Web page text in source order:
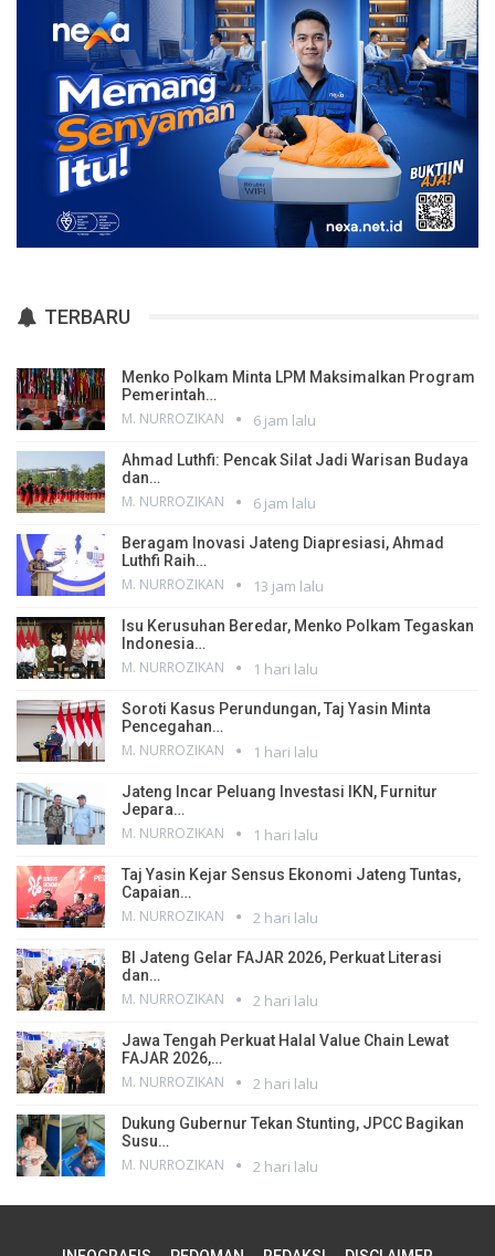
TERBARU
Menko Polkam Minta LPM Maksimalkan Program
Pemerintah…
M. NURROZIKAN 6 jam lalu
Ahmad Luthfi: Pencak Silat Jadi Warisan Budaya
dan…
M. NURROZIKAN 6 jam lalu
Beragam Inovasi Jateng Diapresiasi, Ahmad
Luthfi Raih…
M. NURROZIKAN 13 jam lalu
Isu Kerusuhan Beredar, Menko Polkam Tegaskan
Indonesia…
M. NURROZIKAN 1 hari lalu
Soroti Kasus Perundungan, Taj Yasin Minta
Pencegahan…
M. NURROZIKAN 1 hari lalu
Jateng Incar Peluang Investasi IKN, Furnitur
Jepara…
M. NURROZIKAN 1 hari lalu
Taj Yasin Kejar Sensus Ekonomi Jateng Tuntas,
Capaian…
M. NURROZIKAN 2 hari lalu
BI Jateng Gelar FAJAR 2026, Perkuat Literasi
dan…
M. NURROZIKAN 2 hari lalu
Jawa Tengah Perkuat Halal Value Chain Lewat
FAJAR 2026,…
M. NURROZIKAN 2 hari lalu
Dukung Gubernur Tekan Stunting, JPCC Bagikan
Susu…
M. NURROZIKAN 2 hari lalu